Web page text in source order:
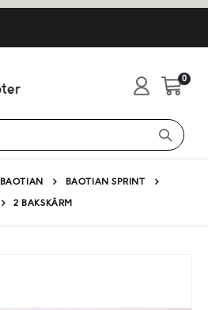
Cart
0
BAOTIAN
BAOTIAN SPRINT
2 BAKSKÄRM